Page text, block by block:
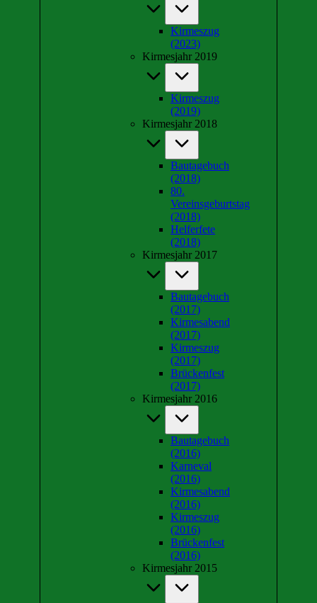
Kirmeszug
(2023)
Kirmesjahr 2019
Kirmeszug
(2019)
Kirmesjahr 2018
Bautagebuch
(2018)
80.
Vereinsgeburtstag
(2018)
Helferfete
(2018)
Kirmesjahr 2017
Bautagebuch
(2017)
Kirmesabend
(2017)
Kirmeszug
(2017)
Brückenfest
(2017)
Kirmesjahr 2016
Bautagebuch
(2016)
Karneval
(2016)
Kirmesabend
(2016)
Kirmeszug
(2016)
Brückenfest
(2016)
Kirmesjahr 2015